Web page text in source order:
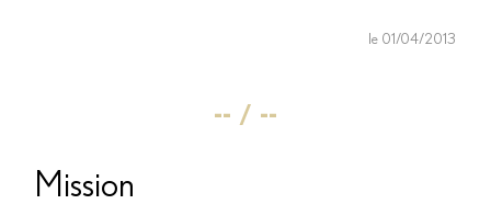
le 01/04/2013
Mission